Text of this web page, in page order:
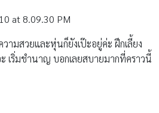
ามสวยและหุ่นก็ยังเป๊ะอยู่ค่ะ ฝึกเลี้ยง
เริ่มชำนาญ บอกเลยสบายมากที่คราวนี้